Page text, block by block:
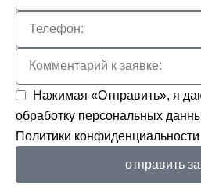
Нажимая «Отправить», я
обработку персональных
Политики конфиденциальности
отправить